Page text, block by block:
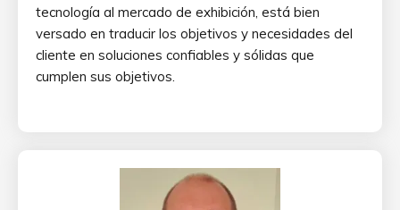
tecnología al mercado de exhibición, está bien
versado en traducir los objetivos y necesidades del
cliente en soluciones confiables y sólidas que
cumplen sus objetivos.